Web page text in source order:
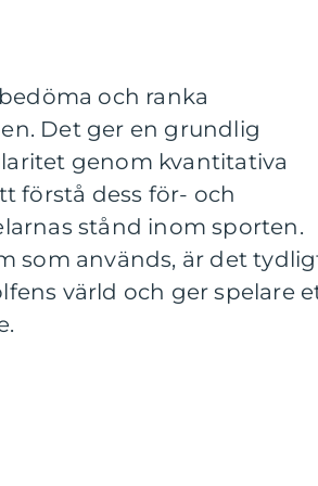
och ranka
Det ger en grundlig
genom kvantitativa
förstå dess för- och
stånd inom sporten.
som används, är det
värld och ger spelare